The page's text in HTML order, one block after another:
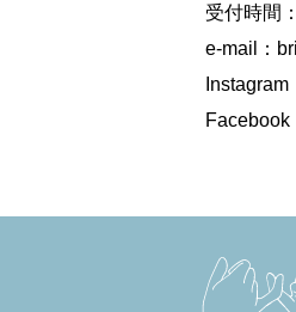
受付時
e-mail：
Instagram
Facebook